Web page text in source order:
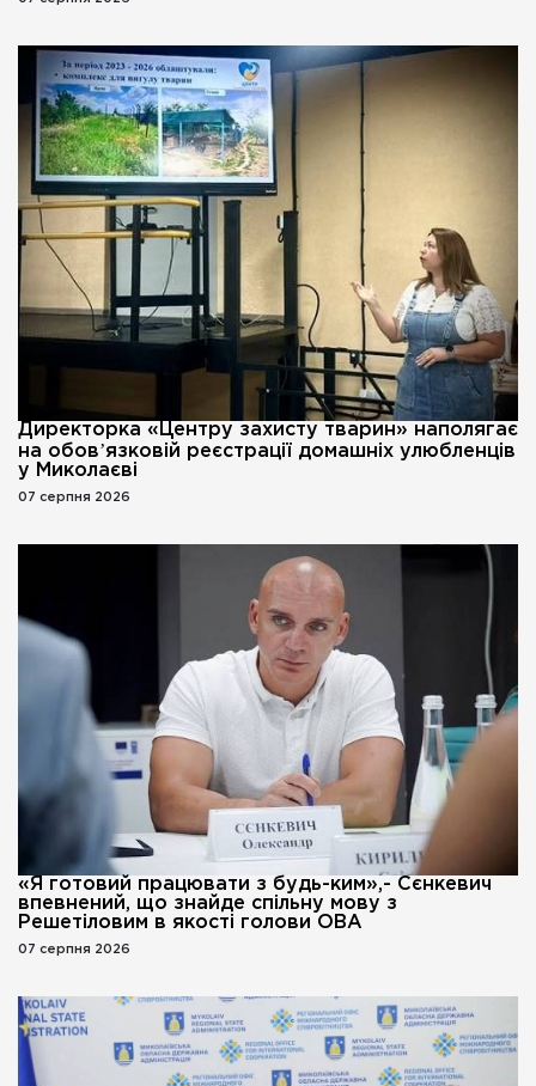
Директорка «Центру захисту тварин» наполягає
на обовʼязковій реєстрації домашніх улюбленців
у Миколаєві
07 серпня 2026
«Я готовий працювати з будь-ким»,- Сєнкевич
впевнений, що знайде спільну мову з
Решетіловим в якості голови ОВА
07 серпня 2026